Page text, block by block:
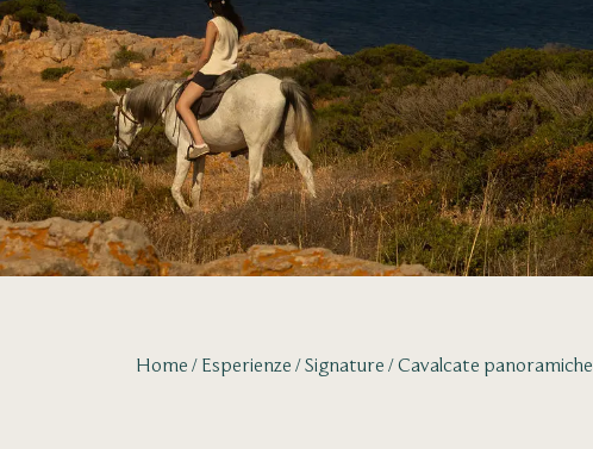
Home Esperienze Signature Cavalcate panoramiche